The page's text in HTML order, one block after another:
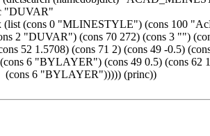
"DUVAR"
(cons 0 "MLINESTYLE") (cons 100
(cons 70 272) (cons 3 "")
(cons 71 2) (cons 49 -0.5) (cons
(cons 49 0.5) (cons 62
(princ))